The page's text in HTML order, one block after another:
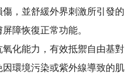
，並舒緩外界刺激所引發的
障恢復正常功能。
化能力，有效抵禦自由基對
環境污染或紫外線導致的肌